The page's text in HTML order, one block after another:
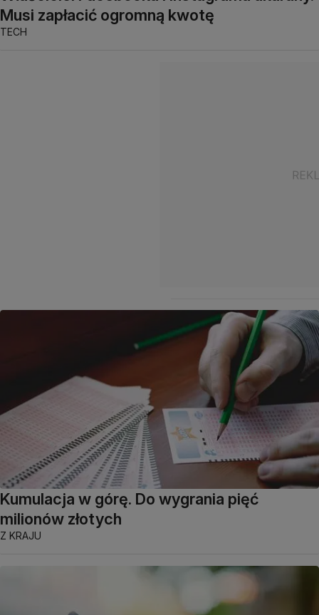
Musi zapłacić ogromną kwotę
TECH
Kumulacja w górę. Do wygrania pięć
milionów złotych
Z KRAJU